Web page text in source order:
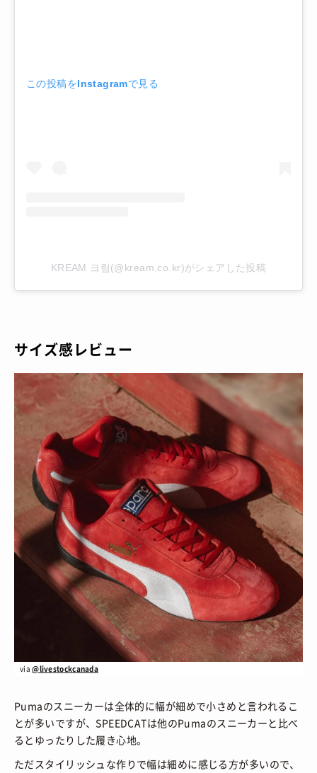
この投稿をInstagramで見る
KREAM 크림(@kream.co.kr)がシェアした投稿
サイズ感レビュー
via@livestockcanada
Pumaのスニーカーは全体的に幅が細めで小さめと言われるこ
とが多いですが、SPEEDCATは他のPumaのスニーカーと比べ
るとゆったりした履き心地。
ただスタイリッシュな作りで幅は細めに感じる方が多いので、